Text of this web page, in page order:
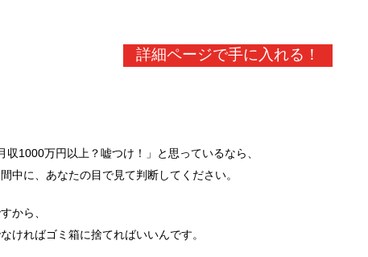
詳細ページで手に入れる！
収1000万円以上？嘘つけ！」と思っているなら、
中に、あなたの目で見て判断してください。
から、
ければゴミ箱に捨てればいいんです。